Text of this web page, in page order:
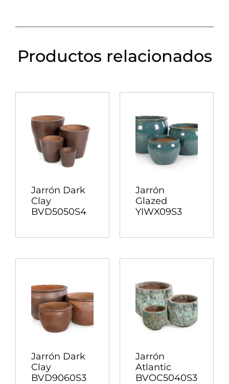
Productos relacionados
Jarrón Dark
Clay
BVD5050S4
Jarrón
Glazed
YIWX09S3
Jarrón Dark
Clay
BVD9060S3
Jarrón
Atlantic
BVOC5040S3